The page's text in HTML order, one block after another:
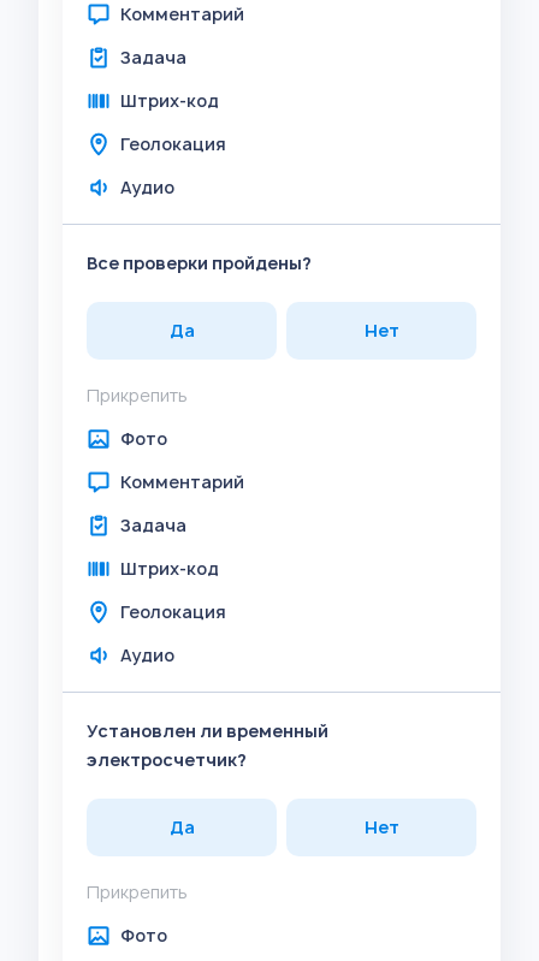
Комментарий
Задача
Штрих-код
Геолокация
Аудио
Все проверки пройдены?
Да Нет
Прикрепить
Фото
Комментарий
Задача
Штрих-код
Геолокация
Аудио
Установлен ли временный
электросчетчик?
Да Нет
Прикрепить
Фото